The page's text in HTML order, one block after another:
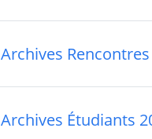
Archives
Archives Étudiants